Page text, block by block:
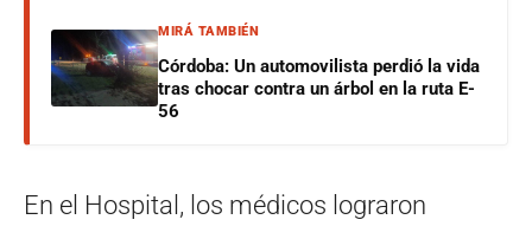
MIRÁ TAMBIÉN
Córdoba: Un automovilista perdió la vida
tras chocar contra un árbol en la ruta E-
56
En el Hospital, los médicos lograron